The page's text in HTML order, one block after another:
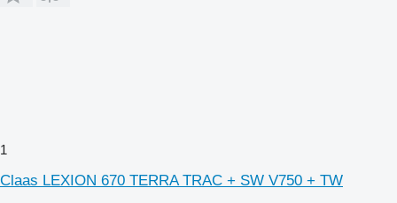
1
Claas LEXION 670 TERRA TRAC + SW V750 + TW